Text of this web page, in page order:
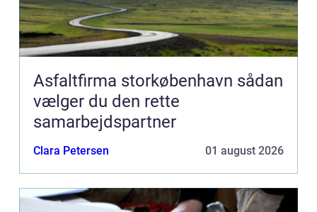
Asfaltfirma storkøbenhavn sådan
vælger du den rette
samarbejdspartner
Clara Petersen 01 august 2026